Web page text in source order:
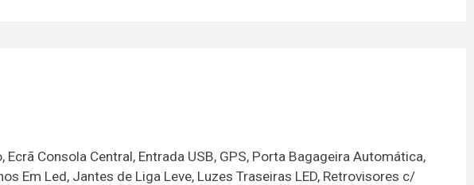
Consola Central, Entrada USB, GPS, Porta Bagageira Automática,
Em Led, Jantes de Liga Leve, Luzes Traseiras LED, Retrovisores c/